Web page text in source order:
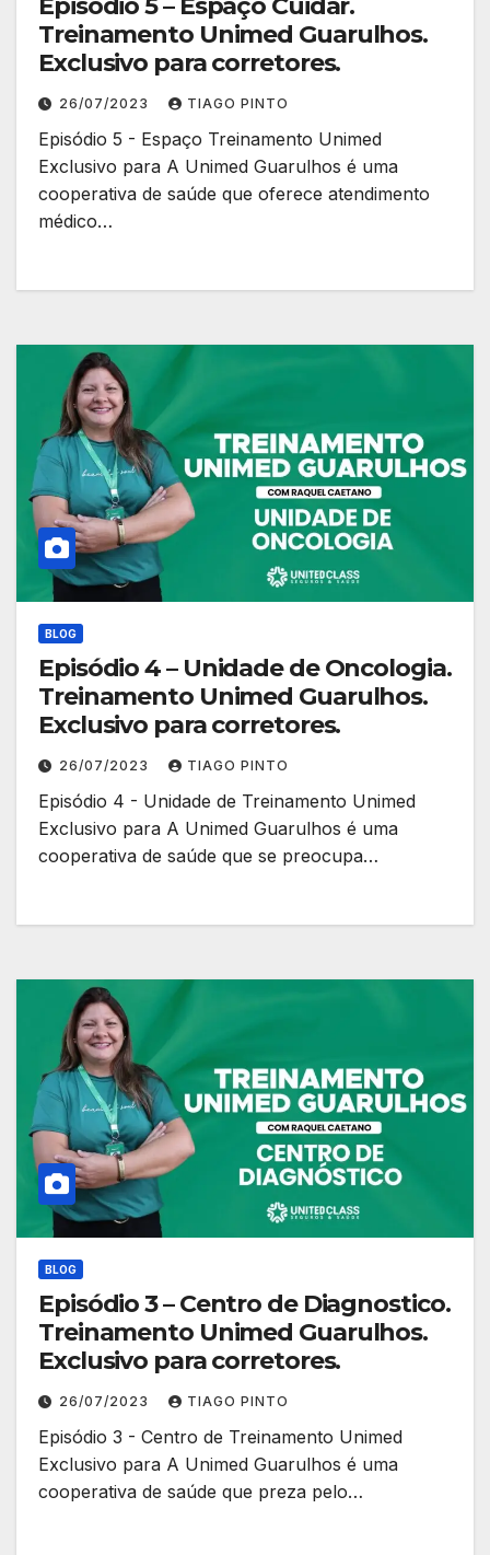
Episódio 5 – Espaço Cuidar.
Treinamento Unimed Guarulhos.
Exclusivo para corretores.
26/07/2023 TIAGO PINTO
Episódio 5 - Espaço Treinamento Unimed
Exclusivo para A Unimed Guarulhos é uma
cooperativa de saúde que oferece atendimento
médico…
BLOG
Episódio 4 – Unidade de Oncologia.
Treinamento Unimed Guarulhos.
Exclusivo para corretores.
26/07/2023 TIAGO PINTO
Episódio 4 - Unidade de Treinamento Unimed
Exclusivo para A Unimed Guarulhos é uma
cooperativa de saúde que se preocupa…
BLOG
Episódio 3 – Centro de Diagnostico.
Treinamento Unimed Guarulhos.
Exclusivo para corretores.
26/07/2023 TIAGO PINTO
Episódio 3 - Centro de Treinamento Unimed
Exclusivo para A Unimed Guarulhos é uma
cooperativa de saúde que preza pelo…